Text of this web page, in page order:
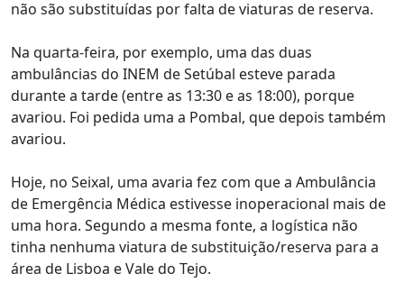
não são substituídas por falta de viaturas de reserva.
Na quarta-feira, por exemplo, uma das duas
ambulâncias do INEM de Setúbal esteve parada
durante a tarde (entre as 13:30 e as 18:00), porque
avariou. Foi pedida uma a Pombal, que depois também
avariou.
Hoje, no Seixal, uma avaria fez com que a Ambulância
de Emergência Médica estivesse inoperacional mais de
uma hora. Segundo a mesma fonte, a logística não
tinha nenhuma viatura de substituição/reserva para a
área de Lisboa e Vale do Tejo.